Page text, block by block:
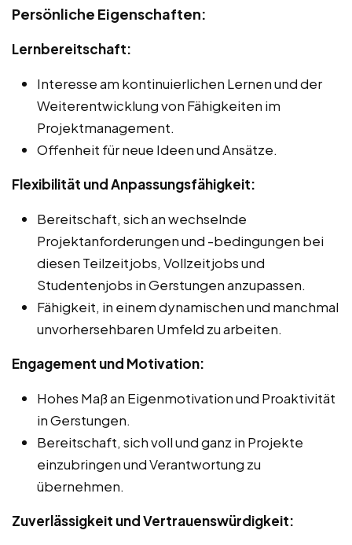
Persönliche Eigenschaften:
Lernbereitschaft:
Interesse am kontinuierlichen Lernen und der
Weiterentwicklung von Fähigkeiten im
Projektmanagement.
Offenheit für neue Ideen und Ansätze.
Flexibilität und Anpassungsfähigkeit:
Bereitschaft, sich an wechselnde
Projektanforderungen und -bedingungen bei
diesen Teilzeitjobs, Vollzeitjobs und
Studentenjobs in Gerstungen anzupassen.
Fähigkeit, in einem dynamischen und manchmal
unvorhersehbaren Umfeld zu arbeiten.
Engagement und Motivation:
Hohes Maß an Eigenmotivation und Proaktivität
in Gerstungen.
Bereitschaft, sich voll und ganz in Projekte
einzubringen und Verantwortung zu
übernehmen.
Zuverlässigkeit und Vertrauenswürdigkeit: